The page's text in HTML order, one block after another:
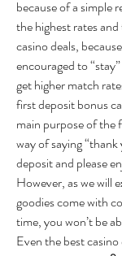
because of a simple
the highest rates
casino deals,
encouraged to
get higher match
first deposit bonus
main purpose of the
way of saying
deposit and please
However, as we will
goodies come with
time, you won’t be
Even the best